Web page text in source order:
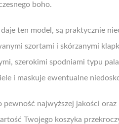
boho.
ten model, są praktycznie
szortami i skórzanymi
szerokimi spodniami typu
i maskuje ewentualne
najwyższej jakości oraz
Twojego koszyka